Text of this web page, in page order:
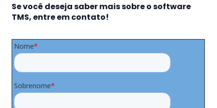
Se você deseja saber mais sobre o software
TMS, entre em contato!